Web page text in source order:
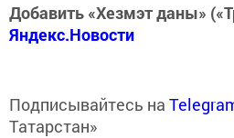
Добавить «Хезмэт даны»
Яндекс.Новости
Подписывайтесь на
Татарстан»